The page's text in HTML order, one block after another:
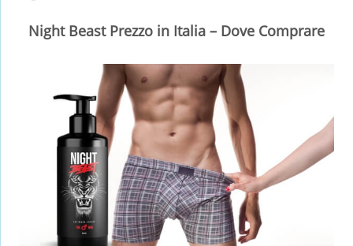
Night Beast Prezzo in Italia – Dove Comprare